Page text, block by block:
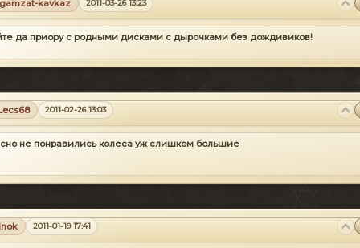
gamzat-kavkaz 2011-03-26 13:23
да приору с родными дисками с дырочками без дождивиков!
2011-02-26 13:03
не понравились колеса уж слишком большие
2011-01-19 17:41